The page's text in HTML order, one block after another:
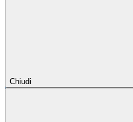
Chiudi